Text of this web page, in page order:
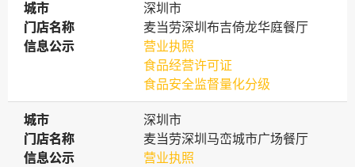
城市
城市
深圳市
门店名称
门店名称
麦当劳深圳布吉倚龙华庭餐厅
信息公示
信息公示
营业执照
食品经营许可证
食品安全监督量化分级
城市
城市
深圳市
门店名称
门店名称
麦当劳深圳马峦城市广场餐厅
信息公示
信息公示
营业执照